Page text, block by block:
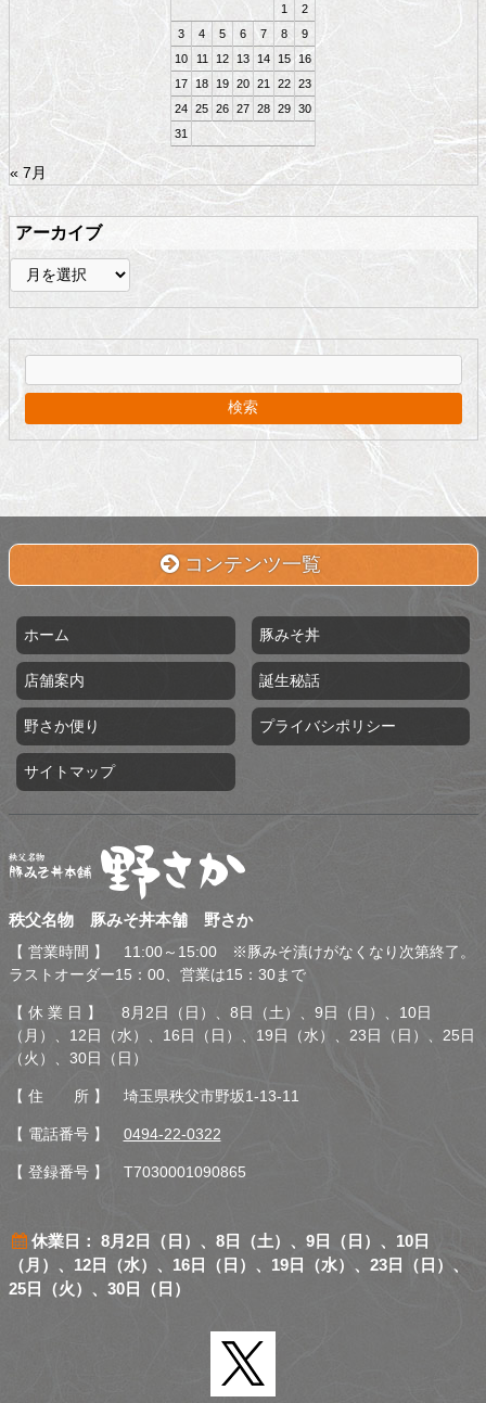
1
2
3
4 5 6 7 8
9
10
11 12 13 14 15
16
17
18 19 20 21 22 23
24 25 26 27 28 29 30
31
« 7月
アーカイブ
ア
ー
カ
イ
ブ
コンテンツ一覧
ホーム 豚みそ丼
店舗案内 誕生秘話
野さか便り プライバシポリシー
サイトマップ
秩父名物 豚みそ丼本舗 野
秩父名物 豚みそ丼本舗 野さか
【 営業時間 】 11:00～15:00 ※豚みそ漬けがなくなり次第終了。
ラストオーダー15：00、営業は15：30まで
【 休 業 日 】 8月2日（日）、8日（土）、9日（日）、10日
（月）、12日（水）、16日（日）、19日（水）、23日（日）、25日
（火）、30日（日）
【 住 所 】 埼玉県秩父市野坂1-13-11
【 電話番号 】 0494-22-0322
【 登録番号 】 T7030001090865
休業日： 8月2日（日）、8日（土）、9日（日）、10日
（月）、12日（水）、16日（日）、19日（水）、23日（日）、
25日（火）、30日（日）